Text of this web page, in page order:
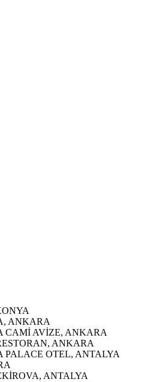
ANKARA
CAMİ AVİZE, ANKARA
ANKARA
PALACE OTEL, ANTALYA
ANTALYA